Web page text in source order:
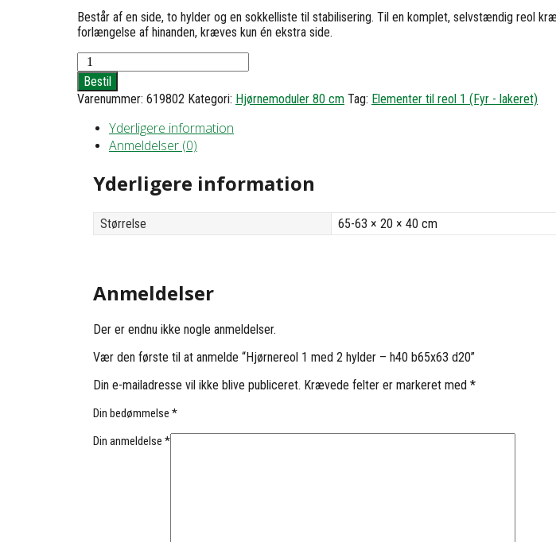
Består af en side, to hylder og en sokkelliste til stabilisering. Til en komplet, selvstændig reol
forlængelse af hinanden, kræves kun én ekstra side.
Hjørnereol
1
med
2
antal
Bestil
Varenummer: 619802 Kategori: Hjørnemoduler 80 cm Tag: Elementer til reol 1 (Fyr - lakeret)
Yderligere information
Anmeldelser (0)
Yderligere information
Størrelse 65-63 × 20 × 40 cm
Anmeldelser
Der er endnu ikke nogle anmeldelser.
Vær den første til at anmelde “Hjørnereol 1 med 2 hylder – h40 b65x63 d20”
Din e-mailadresse vil ikke blive publiceret. Krævede felter er markeret med *
Din bedømmelse *
Din anmeldelse *